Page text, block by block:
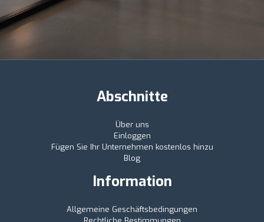
Abschnitte
Über uns
Einloggen
Fügen Sie Ihr Unternehmen kostenlos hinzu
Blog
Information
Allgemeine Geschäftsbedingungen